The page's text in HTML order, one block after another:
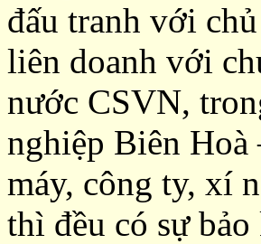
đấu tranh với
liên doanh với
nước CSVN,
nghiệp Biên
máy, công ty, xí
thì đều có sự